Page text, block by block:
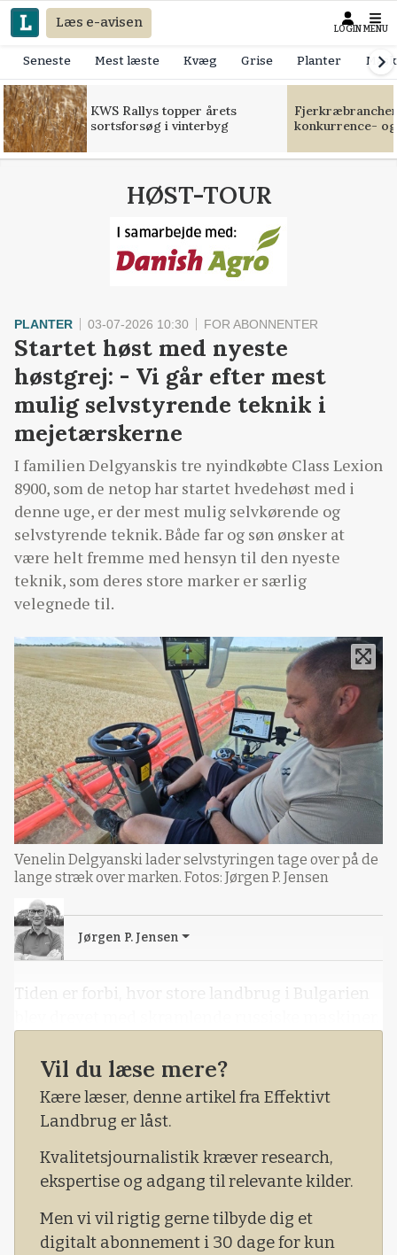
Læs e-avisen LOGIN MENU
Seneste Mest læste Kvæg Grise Planter
KWS Rallys topper årets
sortsforsøg i vinterbyg
konkurrence-
HØST-TOUR
PLANTER 03-07-2026 10:30 FOR ABONNENTER
Startet høst med nyeste
høstgrej: - Vi går efter mest
mulig selvstyrende teknik i
mejetærskerne
I familien Delgyanskis tre nyindkøbte Class Lexion
8900, som de netop har startet hvedehøst med i
denne uge, er der mest mulig selvkørende og
selvstyrende teknik. Både far og søn ønsker at
være helt fremme med hensyn til den nyeste
teknik, som deres store marker er særlig
velegnede til.
Venelin Delgyanski lader selvstyringen tage over på de
lange stræk over marken. Fotos: Jørgen P. Jensen
Jørgen P. Jensen
Tiden er forbi, hvor store landbrug i Bulgarien
Vil du læse mere?
Kære læser, denne artikel fra Effektivt
Landbrug er låst.
Kvalitetsjournalistik kræver research,
ekspertise og adgang til relevante kilder.
Men vi vil rigtig gerne tilbyde dig et
digitalt abonnement i 30 dage for kun